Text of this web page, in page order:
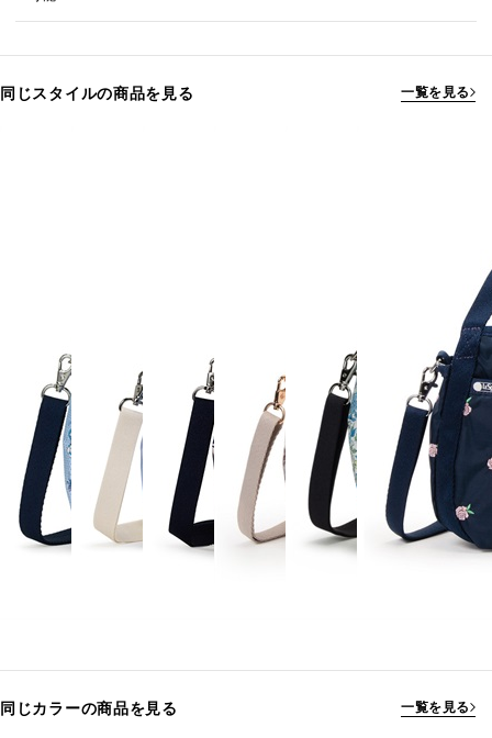
同じスタイルの商品を見る 一覧を見る
同じカラーの商品を見る 一覧を見る